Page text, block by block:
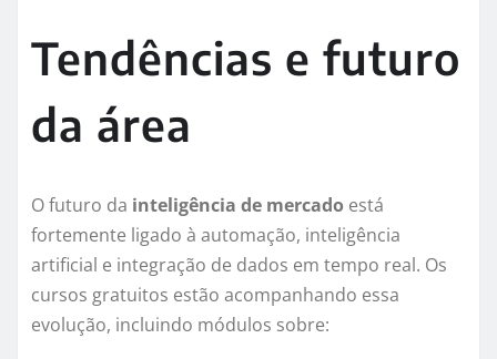
Tendências e futuro
da área
O futuro da inteligência de mercado está
fortemente ligado à automação, inteligência
artificial e integração de dados em tempo real. Os
cursos gratuitos estão acompanhando essa
evolução, incluindo módulos sobre: